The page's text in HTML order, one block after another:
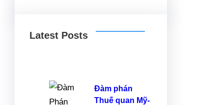
Latest Posts
Đàm phán
Thuế quan Mỹ-